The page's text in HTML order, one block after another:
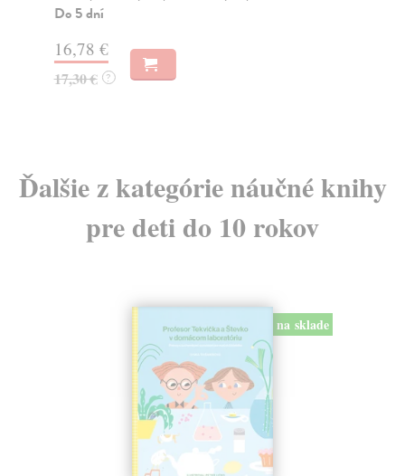
Do 5 dní
16,78 €
17,30 € ?
Ďalšie z kategórie náučné knihy
pre deti do 10 rokov
na sklade